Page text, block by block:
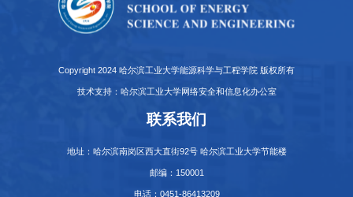
Copyright 2024 哈尔滨工业大学能源科学与工程学院 版权所有
技术支持：哈尔滨工业大学网络安全和信息化办公室
联系我们
地址：哈尔滨南岗区西大直街92号 哈尔滨工业大学节能楼
邮编：150001
电话：0451-86413209